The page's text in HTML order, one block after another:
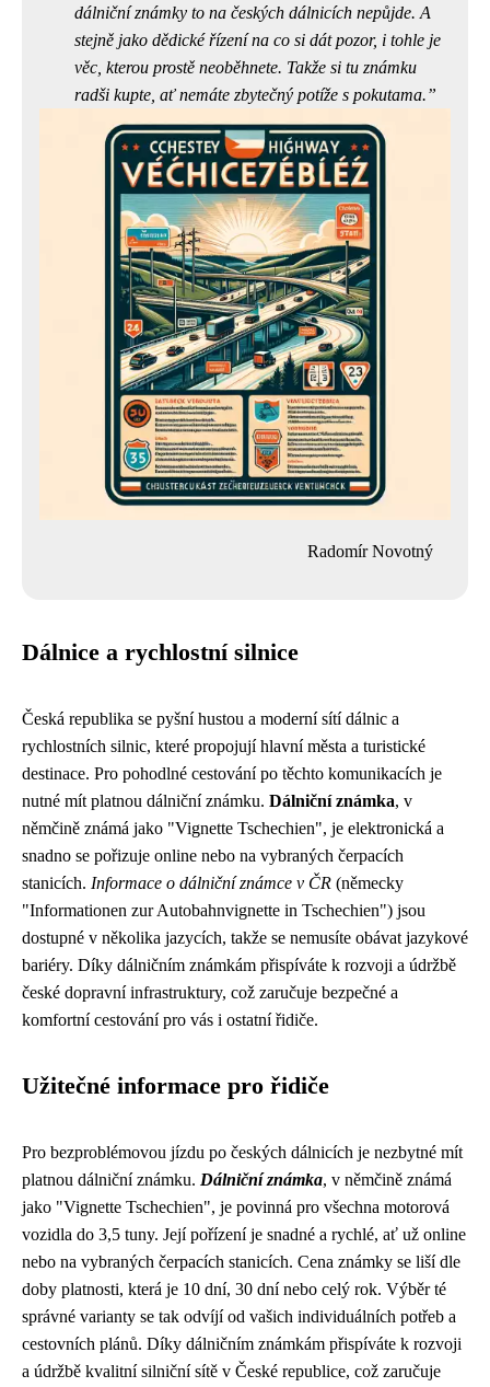
dálniční známky to na českých dálnicích nepůjde. A
stejně jako dědické řízení na co si dát pozor, i tohle je
věc, kterou prostě neoběhnete. Takže si tu známku
radši kupte, ať nemáte zbytečný potíže s pokutama.
Radomír Novotný
Dálnice a rychlostní silnice
Česká republika se pyšní hustou a moderní sítí dálnic a
rychlostních silnic, které propojují hlavní města a turistické
destinace. Pro pohodlné cestování po těchto komunikacích je
nutné mít platnou dálniční známku. Dálniční známka, v
němčině známá jako "Vignette Tschechien", je elektronická a
snadno se pořizuje online nebo na vybraných čerpacích
stanicích. Informace o dálniční známce v ČR (německy
"Informationen zur Autobahnvignette in Tschechien") jsou
dostupné v několika jazycích, takže se nemusíte obávat jazykové
bariéry. Díky dálničním známkám přispíváte k rozvoji a údržbě
české dopravní infrastruktury, což zaručuje bezpečné a
komfortní cestování pro vás i ostatní řidiče.
Užitečné informace pro řidiče
Pro bezproblémovou jízdu po českých dálnicích je nezbytné mít
platnou dálniční známku. Dálniční známka, v němčině známá
jako "Vignette Tschechien", je povinná pro všechna motorová
vozidla do 3,5 tuny. Její pořízení je snadné a rychlé, ať už online
nebo na vybraných čerpacích stanicích. Cena známky se liší dle
doby platnosti, která je 10 dní, 30 dní nebo celý rok. Výběr té
správné varianty se tak odvíjí od vašich individuálních potřeb a
cestovních plánů. Díky dálničním známkám přispíváte k rozvoji
a údržbě kvalitní silniční sítě v České republice, což zaručuje